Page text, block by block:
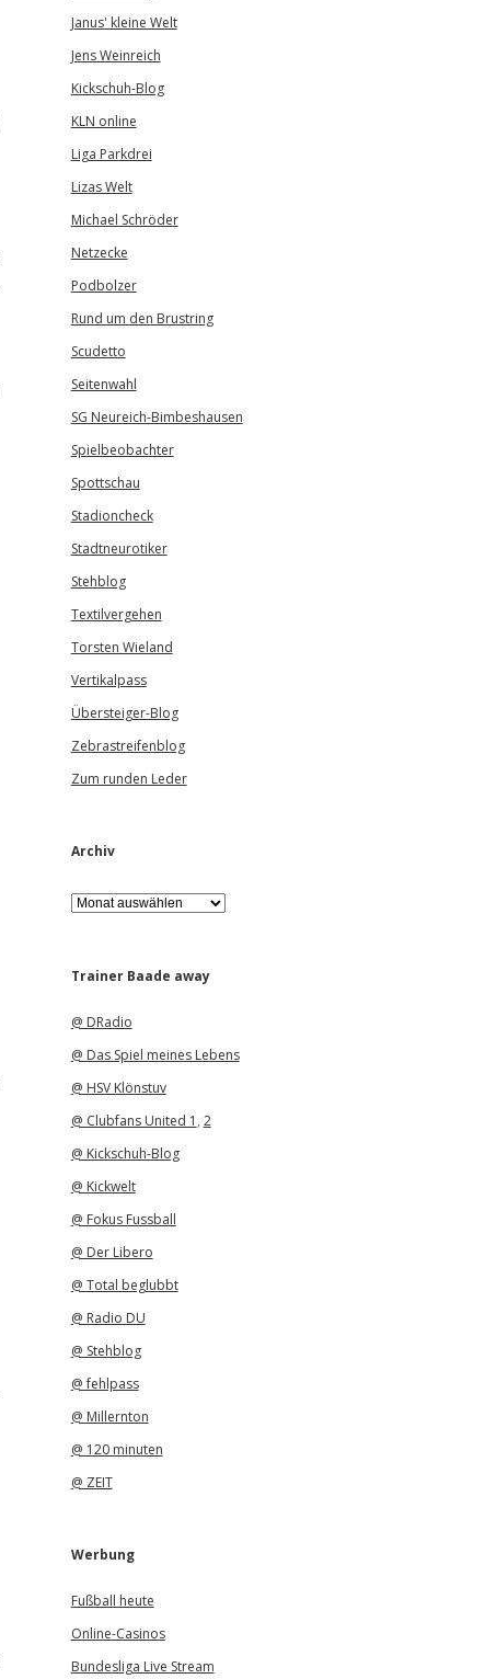
Janus' kleine Welt
Jens Weinreich
Kickschuh-Blog
KLN online
Liga Parkdrei
Lizas Welt
Michael Schröder
Netzecke
Podbolzer
Rund um den Brustring
Scudetto
Seitenwahl
SG Neureich-Bimbeshausen
Spielbeobachter
Spottschau
Stadioncheck
Stadtneurotiker
Stehblog
Textilvergehen
Torsten Wieland
Vertikalpass
Übersteiger-Blog
Zebrastreifenblog
Zum runden Leder
Archiv
A
r
iTrainer Baade away
@ DRadio
@ Das Spiel meines Lebens
@ HSV Klönstuv
@ Clubfans United 1 , 2
@ Kickschuh-Blog
@ Kickwelt
@ Fokus Fussball
@ Der Libero
@ Total beglubbt
@ Radio DU
@ Stehblog
@ fehlpass
@ Millernton
@ 120 minuten
@ ZEIT
Werbung
Fußball heute
Online-Casinos
Bundesliga Live Stream